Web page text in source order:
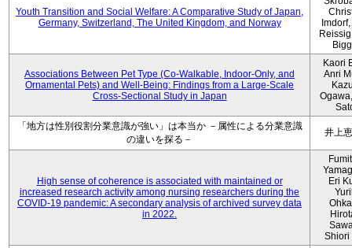
Youth Transition and Social Welfare: A Comparative Study of Japan,
Germany, Switzerland, The United Kingdom, and Norway
Associations Between Pet Type (Co-Walkable, Indoor-Only, and
Ornamental Pets) and Well-Being: Findings from a Large-Scale
Cross-Sectional Study in Japan
Kaori
Anri
「地方は性別役割分業意識が強い」は本当か －属性による分業意識
の違いを探る－
井上
High sense of coherence is associated with maintained or
increased research activity among nursing researchers during the
COVID-19 pandemic: A secondary analysis of archived survey data
in 2022.
Eri
Shiori